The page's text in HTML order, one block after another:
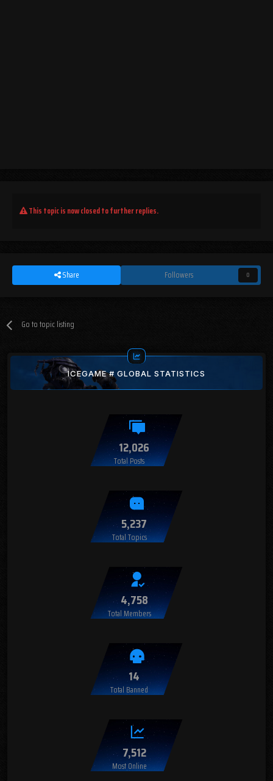
This topic is now closed to further replies.
Share Followers 0
Go to topic listing
ICEGAME # GLOBAL STATISTICS
12,026
Total Posts
5,237
Total Topics
4,758
Total Members
14
Total Banned
7,512
Most Online